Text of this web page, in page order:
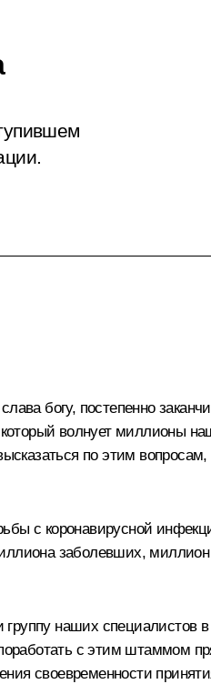
богу, постепенно
волнует миллионы
по этим
с коронавирусной
заболевших, миллион
наших
с этим штаммом
своевременности